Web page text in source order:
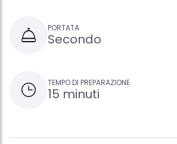
PORTATA
Secondo
TEMPO DI PREPARAZIONE
15 minuti